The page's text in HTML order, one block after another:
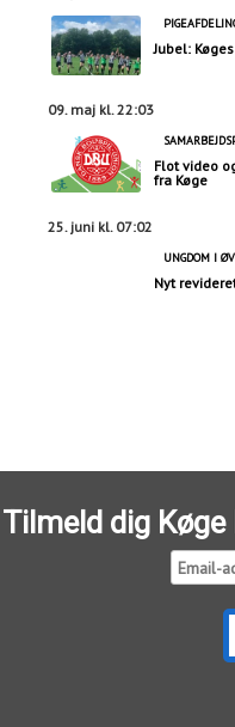
Jubel:
09. maj kl. 22:03
Flot video
fra Køge
25. juni kl. 07:02
UNGDOM I
Nyt
Tilmeld dig